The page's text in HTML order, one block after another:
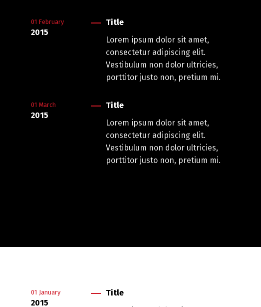
01 February
2015
Title
Lorem ipsum dolor sit amet,
consectetur adipiscing elit.
Vestibulum non dolor ultricies,
porttitor justo non, pretium mi.
01 March
2015
Title
Lorem ipsum dolor sit amet,
consectetur adipiscing elit.
Vestibulum non dolor ultricies,
porttitor justo non, pretium mi.
01 January
2015
Title